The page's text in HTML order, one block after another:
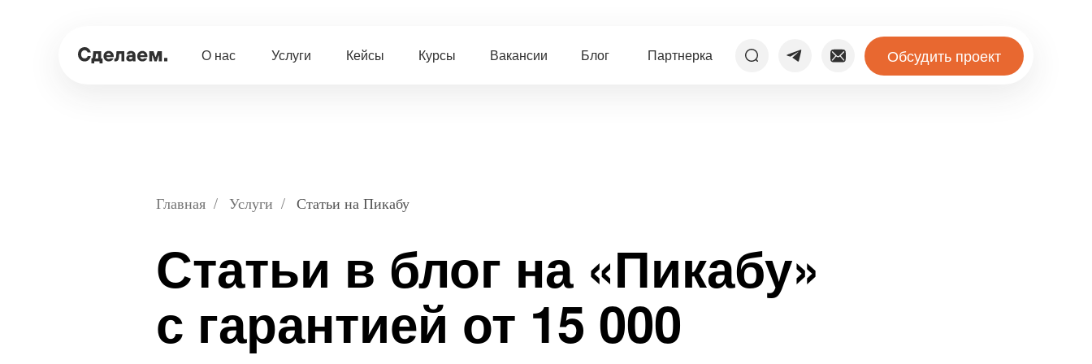
О нас Услуги Кейсы Курсы Вакансии Блог Обсудить проект
Партнерка
Главная / Услуги / Статьи на Пикабу
Статьи в блог на «Пикабу»
с гарантией от 15 000